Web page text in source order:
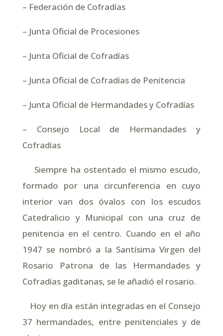
– Federación de Cofradías
– Junta Oficial de Procesiones
– Junta Oficial de Cofradías
– Junta Oficial de Cofradías de Penitencia
– Junta Oficial de Hermandades y Cofradías
– Consejo Local de Hermandades y
Cofradías
Siempre ha ostentado el mismo escudo,
formado por una circunferencia en cuyo
interior van dos óvalos con los escudos
Catedralicio y Municipal con una cruz de
penitencia en el centro. Cuando en el año
1947 se nombró a la Santísima Virgen del
Rosario Patrona de las Hermandades y
Cofradías gaditanas, se le añadió el rosario.
Hoy en día están integradas en el Consejo
37 hermandades, entre penitenciales y de